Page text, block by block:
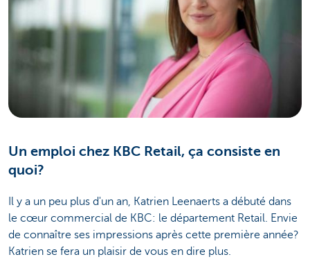
Un emploi chez KBC Retail, ça consiste en
quoi?
Il y a un peu plus d'un an, Katrien Leenaerts a débuté dans
le cœur commercial de KBC: le département Retail. Envie
de connaître ses impressions après cette première année?
Katrien se fera un plaisir de vous en dire plus.